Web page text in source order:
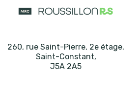
260, rue Saint-Pierre, 2e étage,
Saint-Constant,
J5A 2A5